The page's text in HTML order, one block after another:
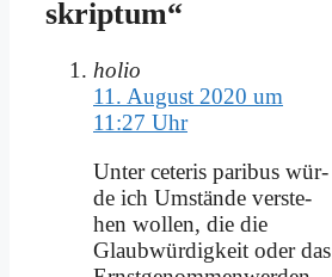
skrip­tum“
holio
11. August 2020 um
11:27 Uhr
Un­ter ce­te­ris pa­ri­bus wür­
de ich Um­stän­de ver­ste­
hen wol­len, die die
Glaub­wür­dig­keit oder das